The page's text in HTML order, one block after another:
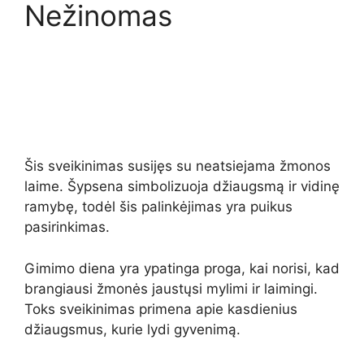
Nežinomas
Šis sveikinimas susijęs su neatsiejama žmonos
laime. Šypsena simbolizuoja džiaugsmą ir vidinę
ramybę, todėl šis palinkėjimas yra puikus
pasirinkimas.
Gimimo diena yra ypatinga proga, kai norisi, kad
brangiausi žmonės jaustųsi mylimi ir laimingi.
Toks sveikinimas primena apie kasdienius
džiaugsmus, kurie lydi gyvenimą.